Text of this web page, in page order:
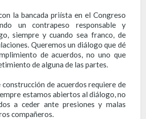
la bancada priísta en el Congreso
un contrapeso responsable y
siempre y cuando sea franco, de
Queremos un diálogo que dé
de acuerdos, no uno que
de alguna de las partes.
construcción de acuerdos requiere de
estamos abiertos al diálogo, no
a ceder ante presiones y malas
compañeros.